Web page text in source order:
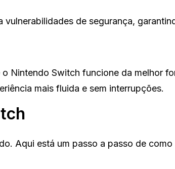
de segurança,
Nintendo Switch funcione da melhor
mais fluida e sem interrupções.
Aqui está um passo a passo de como